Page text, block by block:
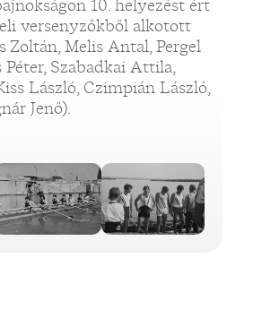
10. helyezést ért
versenyzőkből alkotott
Zoltán, Melis Antal, Pergel
Szabadkai Attila,
László, Czimpián László,
Jenő).